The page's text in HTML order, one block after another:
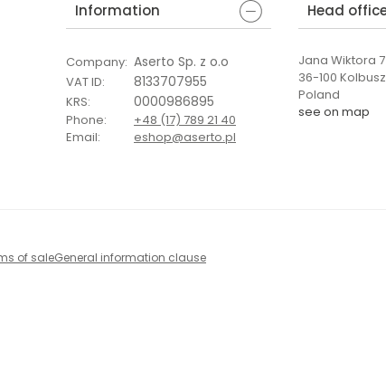
Information
Company: Aserto Sp. z o.o
VAT ID: 8133707955
KRS: 0000986895
Phone:
+48 (17) 789 21 40
Email: eshop@aserto.pl
Head
Jana Wiktora 7
36-100
Poland
see on map
of saleGeneral information clause